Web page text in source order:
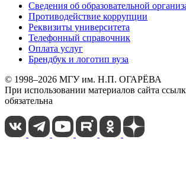
Сведения об образовательной
Противодействие коррупции
Реквизиты университета
Телефонный справочник
Оплата услуг
Брендбук и логотип вуза
© 1998–2026 МГУ им. Н.П. ОГАРЁВА
При использовании материалов сайта
обязательна